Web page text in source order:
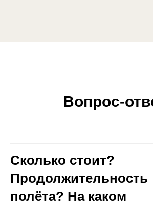
Вопрос-
Сколько стоит?
Продолжительность
полёта? На каком